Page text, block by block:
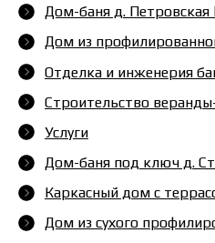
Дом-баня д. Петровская
Дом из
Отделка и инженерия
Строительство
Услуги
Дом-баня под ключ д.
Каркасный дом с
Дом из сухого